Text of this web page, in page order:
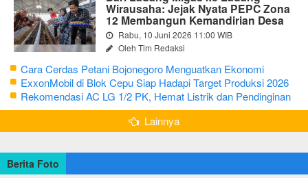
Wirausaha: Jejak Nyata PEPC Zona
12 Membangun Kemandirian Desa
Rabu, 10 Juni 2026 11:00 WIB
Oleh Tim Redaksi
Cara Cerdas Petani Bojonegoro Menguatkan Ekonomi
Keluarga
ExxonMobil di Blok Cepu Siap Hadapi Target Produksi 2026
Rekomendasi AC LG 1/2 PK, Hemat Listrik dan Pendinginan
Maksimal
Lainnya
Berita Foto